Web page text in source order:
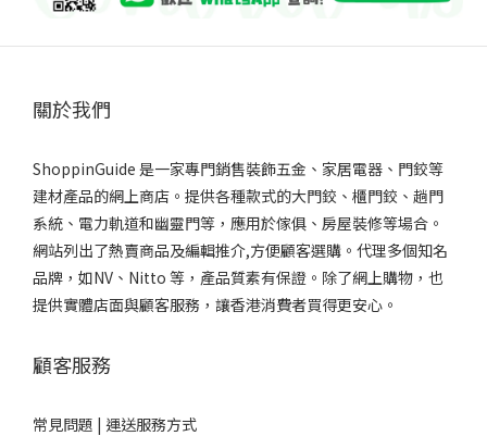
關於我們
ShoppinGuide 是一家專門銷售裝飾五金、家居電器、門鉸等
建材產品的網上商店。提供各種款式的大門鉸、櫃門鉸、趟門
系統、電力軌道和幽靈門等，應用於傢俱、房屋裝修等場合。
網站列出了熱賣商品及編輯推介,方便顧客選購。代理多個知名
品牌，如NV、Nitto 等，產品質素有保證。除了網上購物，也
提供實體店面與顧客服務，讓香港消費者買得更安心。
顧客服務
常見問題 | 運送服務方式